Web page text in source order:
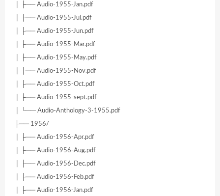
│ ├── Audio-1955-Jan.pdf
│ ├── Audio-1955-Jul.pdf
│ ├── Audio-1955-Jun.pdf
│ ├── Audio-1955-Mar.pdf
│ ├── Audio-1955-May.pdf
│ ├── Audio-1955-Nov.pdf
│ ├── Audio-1955-Oct.pdf
│ ├── Audio-1955-sept.pdf
│ └── Audio-Anthology-3-1955.pdf
├── 1956/
│ ├── Audio-1956-Apr.pdf
│ ├── Audio-1956-Aug.pdf
│ ├── Audio-1956-Dec.pdf
│ ├── Audio-1956-Feb.pdf
│ ├── Audio-1956-Jan.pdf